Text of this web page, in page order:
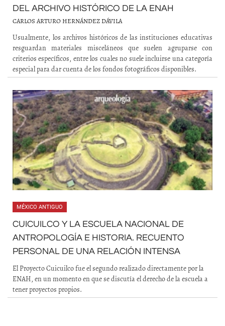
DEL ARCHIVO HISTÓRICO DE LA ENAH
CARLOS ARTURO HERNÁNDEZ DÁVILA
Usualmente, los archivos históricos de las instituciones educativas
resguardan materiales misceláneos que suelen agruparse con
criterios específicos, entre los cuales no suele incluirse una categoría
especial para dar cuenta de los fondos fotográficos disponibles.
MÉXICO ANTIGUO
CUICUILCO Y LA ESCUELA NACIONAL DE
ANTROPOLOGÍA E HISTORIA. RECUENTO
PERSONAL DE UNA RELACIÓN INTENSA
El Proyecto Cuicuilco fue el segundo realizado directamente por la
ENAH, en un momento en que se discutía el derecho de la escuela a
tener proyectos propios.